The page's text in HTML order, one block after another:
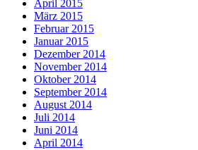
April 2015
März 2015
Februar 2015
Januar 2015
Dezember 2014
November 2014
Oktober 2014
September 2014
August 2014
Juli 2014
Juni 2014
April 2014